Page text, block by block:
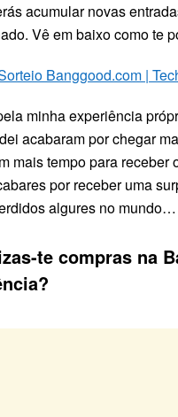
acumular novas
Vê em baixo como te
Banggood.com |
minha experiência
acabaram por chegar
mais tempo para receber
por receber uma
algures no mundo…
te compras na